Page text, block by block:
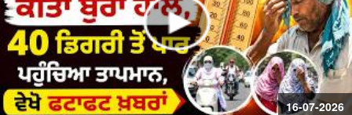
16-07-2026